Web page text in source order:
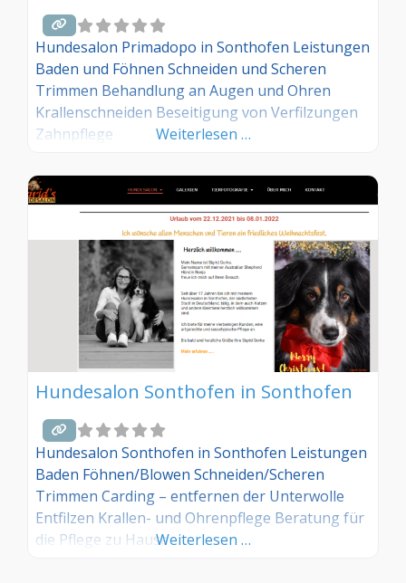
Hundesalon Primadopo in Sonthofen Leistungen
Baden und Föhnen Schneiden und Scheren
Trimmen Behandlung an Augen und Ohren
Krallenschneiden Beseitigung von Verfilzungen
Zahnpflege
Weiterlesen …
Hundesalon Sonthofen in Sonthofen
Hundesalon Sonthofen in Sonthofen Leistungen
Baden Föhnen/Blowen Schneiden/Scheren
Trimmen Carding – entfernen der Unterwolle
Entfilzen Krallen- und Ohrenpflege Beratung für
die Pflege zu HauseWeiterlesen …